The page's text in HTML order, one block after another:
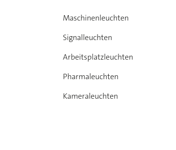
Maschinenleuchten
Signalleuchten
Arbeitsplatzleuchten
Pharmaleuchten
Kameraleuchten